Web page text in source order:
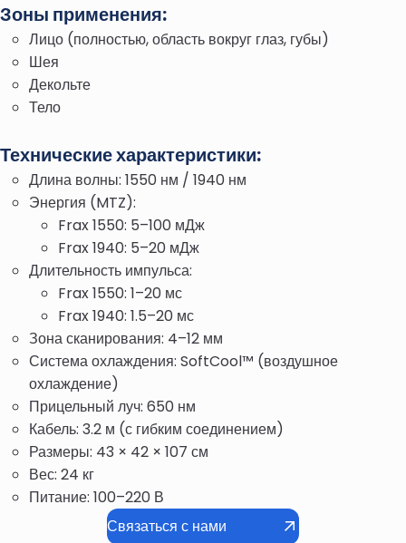
Зоны применения:
Лицо (полностью, область вокруг глаз, губы)
Шея
Декольте
Тело
Технические характеристики:
Длина волны: 1550 нм / 1940 нм
Энергия (MTZ):
Frax 1550: 5–100 мДж
Frax 1940: 5–20 мДж
Длительность импульса:
Frax 1550: 1–20 мс
Frax 1940: 1.5–20 мс
Зона сканирования: 4–12 мм
Система охлаждения: SoftCool™ (воздушное
охлаждение)
Прицельный луч: 650 нм
Кабель: 3.2 м (с гибким соединением)
Размеры: 43 × 42 × 107 см
Вес: 24 кг
Питание: 100–220 В
Связаться с нами